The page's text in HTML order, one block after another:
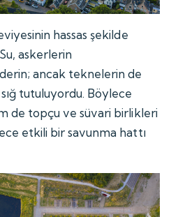
hassas şekilde
askerlerin
ancak teknelerin de
tutuluyordu. Böylece
de topçu ve süvari birlikleri
etkili bir savunma hattı